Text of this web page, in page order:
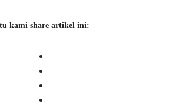
kami share artikel ini: